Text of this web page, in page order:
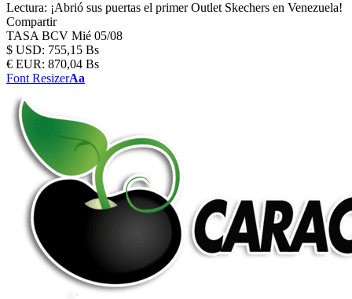
Lectura: ¡Abrió sus puertas el primer Outlet Skechers en Venezuela!
Compartir
TASA BCV Mié 05/08
$ USD: 755,15 Bs
€ EUR: 870,04 Bs
Font ResizerAa